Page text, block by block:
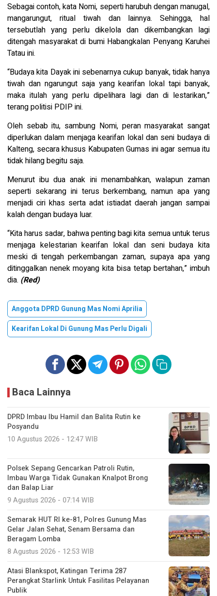
Sebagai contoh, kata Nomi, seperti harubuh dengan manugal,
mangarungut, ritual tiwah dan lainnya. Sehingga, hal
tersebutlah yang perlu dikelola dan dikembangkan lagi
ditengah masyarakat di bumi Habangkalan Penyang Karuhei
Tatau ini.
“Budaya kita Dayak ini sebenarnya cukup banyak, tidak hanya
tiwah dan ngarungut saja yang kearifan lokal tapi banyak,
maka itulah yang perlu dipelihara lagi dan di lestarikan,”
terang politisi PDIP ini.
Oleh sebab itu, sambung Nomi, peran masyarakat sangat
diperlukan dalam menjaga kearifan lokal dan seni budaya di
Kalteng, secara khusus Kabupaten Gumas ini agar semua itu
tidak hilang begitu saja.
Menurut ibu dua anak ini menambahkan, walapun zaman
seperti sekarang ini terus berkembang, namun apa yang
menjadi ciri khas serta adat istiadat daerah jangan sampai
kalah dengan budaya luar.
“Kita harus sadar, bahwa penting bagi kita semua untuk terus
menjaga kelestarian kearifan lokal dan seni budaya kita
meski di tengah perkembangan zaman, supaya apa yang
ditinggalkan nenek moyang kita bisa tetap bertahan,” imbuh
dia. (Red)
Anggota DPRD Gunung Mas Nomi Aprilia
Kearifan Lokal Di Gunung Mas Perlu Digali
Baca Lainnya
DPRD Imbau Ibu Hamil dan Balita Rutin ke
Posyandu
10 Agustus 2026 - 12:47 WIB
Polsek Sepang Gencarkan Patroli Rutin,
Imbau Warga Tidak Gunakan Knalpot Brong
dan Balap Liar
9 Agustus 2026 - 07:14 WIB
Semarak HUT RI ke-81, Polres Gunung Mas
Gelar Jalan Sehat, Senam Bersama dan
Beragam Lomba
8 Agustus 2026 - 12:53 WIB
Atasi Blankspot, Katingan Terima 287
Perangkat Starlink Untuk Fasilitas Pelayanan
Publik